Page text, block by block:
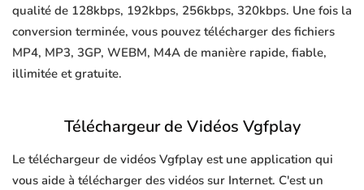
qualité de 128kbps, 192kbps, 256kbps, 320kbps. Une fois la
conversion terminée, vous pouvez télécharger des fichiers
MP4, MP3, 3GP, WEBM, M4A de manière rapide, fiable,
illimitée et gratuite.
Téléchargeur de Vidéos Vgfplay
Le téléchargeur de vidéos Vgfplay est une application qui
vous aide à télécharger des vidéos sur Internet. C'est un